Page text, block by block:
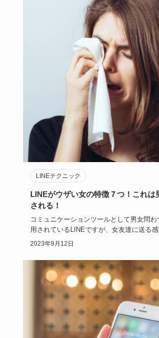
LINEテクニック
LINEがウザい女の特徴７つ！これは
される！
コミュニケーションツールとして男女問
用されているLINEですが、女友達に送る感
を送っ…
2023年9月12日